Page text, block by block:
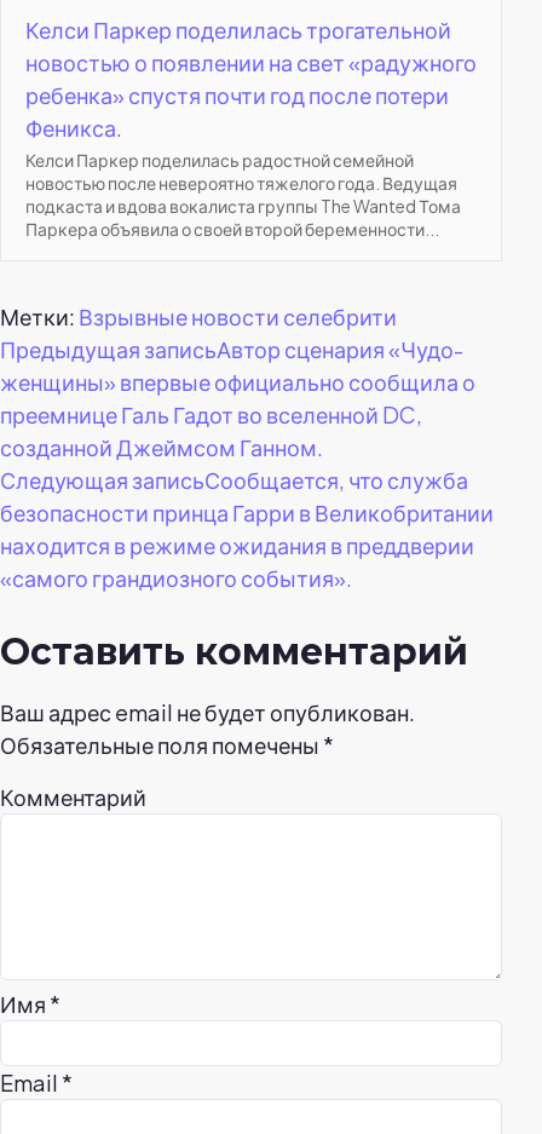
Келси Паркер поделилась трогательной
новостью о появлении на свет «радужного
ребенка» спустя почти год после потери
Феникса.
Келси Паркер поделилась радостной семейной
новостью после невероятно тяжелого года. Ведущая
подкаста и вдова вокалиста группы The Wanted Тома
Паркера объявила о своей второй беременности...
Метки: Взрывные новости селебрити
Навигация
по
записям
Предыдущая записьАвтор сценария «Чудо-
женщины» впервые официально сообщила о
преемнице Галь Гадот во вселенной DC,
созданной Джеймсом Ганном.
Следующая записьСообщается, что служба
безопасности принца Гарри в Великобритании
находится в режиме ожидания в преддверии
«самого грандиозного события».
Оставить комментарий
Ваш адрес email не будет опубликован.
Обязательные поля помечены *
Комментарий
Имя *
Email *